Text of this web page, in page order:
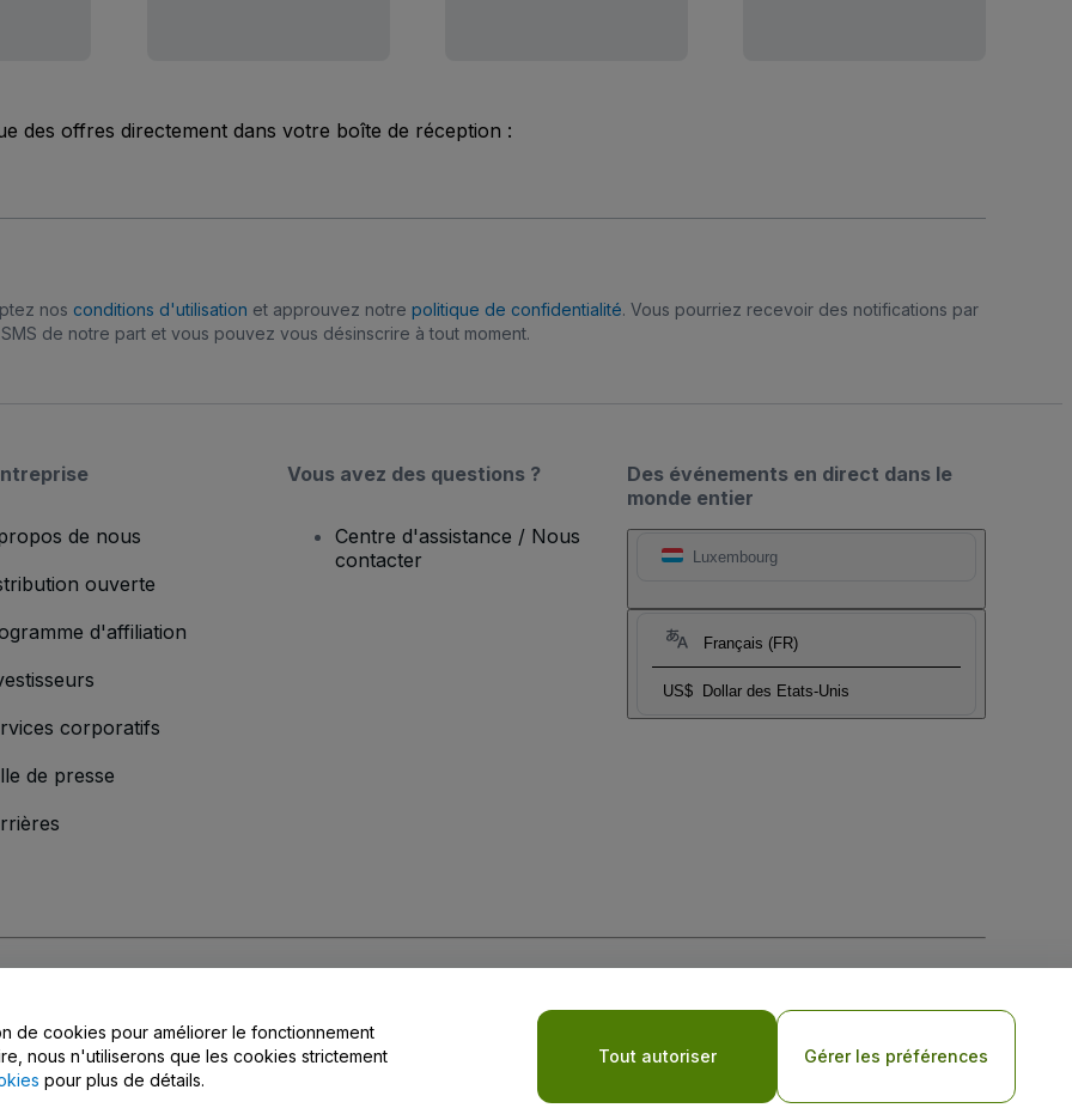
des offres directement dans votre boîte de réception :
nos conditions d'utilisation et approuvez notre politique de confidentialité. Vous pourriez recevoir des notifications par
SMS de notre part et vous pouvez vous désinscrire à tout moment.
Des événements en direct dans le
monde entier
Luxembourg
Français (FR)
US$ Dollar des Etats-Unis
de nous
ouverte
d'affiliation
corporatifs
de presse
Vous avez des questions ?
Centre d'assistance / Nous
contacter
Politique de confidentialité pour les appareils mobiles
de confidentialité
de cookies pour améliorer le fonctionnement
nous n'utiliserons que les cookies strictement
pour plus de détails.
Tout autoriser Gérer les préférences